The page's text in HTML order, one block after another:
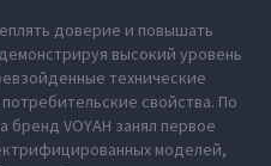
доверие и повышать
высокий уровень
технические
свойства. По
бренд VOYAH занял первое
моделей,